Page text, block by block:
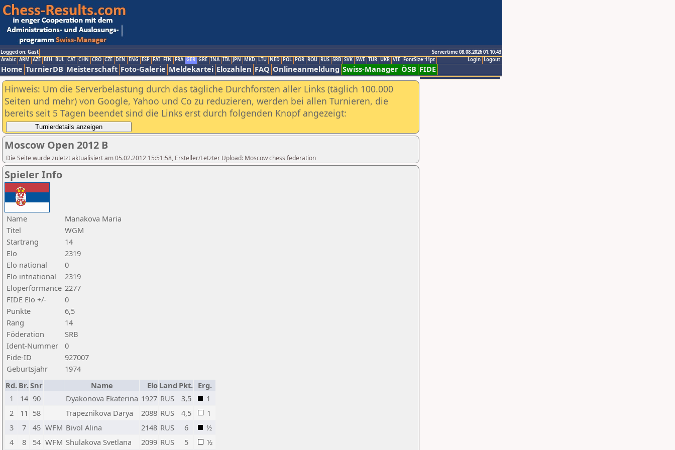
Logged on: Gast
Servertime 08.08.2026 01:10:43
Logout
Login
Arabic ARM AZE BIH BUL CAT CHN CRO CZE DEN ENG ESP FAI FIN FRA GER GRE INA ITA JPN MKD LTU NED POL POR ROU RUS SRB SVK SWE TUR UKR VIE FontSize:11pt
Home TurnierDB Meisterschaft Foto-Galerie Meldekartei Elozahlen FAQ Onlineanmeldung Swiss-Manager ÖSB FIDE
Hinweis: Um die Serverbelastung durch das tägliche Durchforsten aller Links (täglich 100.000
Seiten und mehr) von Google, Yahoo und Co zu reduzieren, werden bei allen Turnieren, die
bereits seit 5 Tagen beendet sind die Links erst durch folgenden Knopf angezeigt:
Moscow Open 2012 B
Die Seite wurde zuletzt aktualisiert am 05.02.2012 15:51:58, Ersteller/Letzter Upload: Moscow chess federation
Spieler Info
Name
Manakova Maria
Titel
WGM
Startrang
14
Elo
2319
Elo national
0
Elo intnational
2319
Eloperformance 2277
FIDE Elo +/-
0
Punkte
6,5
Rang
14
Föderation
SRB
Ident-Nummer
0
Fide-ID
927007
Geburtsjahr
1974
Rd. Br.Snr Name Elo Land Pkt. Erg.
1
14 90 Dyakonova Ekaterina 1927 RUS 3,5
1
2
11 58 Trapeznikova Darya 2088 RUS 4,5
1
3
7 45 WFM Bivol Alina 2148 RUS 6
½
4
8 54 WFM Shulakova Svetlana 2099 RUS 5 ½